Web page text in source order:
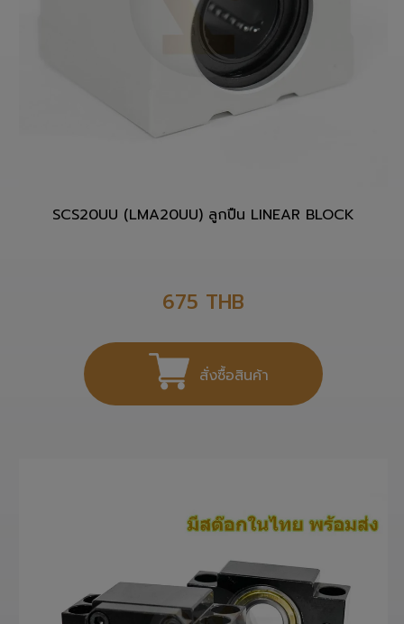
SCS20UU (LMA20UU) ลูกปืน LINEAR BLOCK
675 THB
สั่งซื้อสินค้า